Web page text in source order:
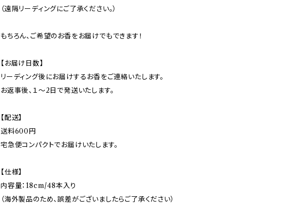
（遠隔リーディングにご了承ください。）
もちろん、ご希望のお香をお届けでもできます！
【お届け日数】
リーディング後にお届けするお香をご連絡いたします。
お返事後、１〜2日で発送いたします。
【配送】
送料600円
宅急便コンパクトでお届けいたします。
【仕様】
内容量：18cm/48本入り
（海外製品のため、誤差がございましたらご了承ください）